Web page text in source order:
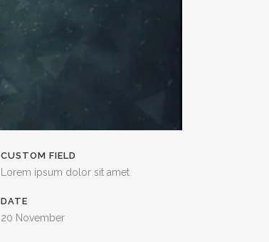
CUSTOM FIELD
Lorem ipsum dolor sit amet
DATE
20 November